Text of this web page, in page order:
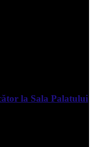
la Sala Palatului